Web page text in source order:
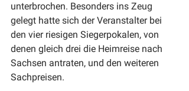
unterbrochen. Besonders ins Zeug
gelegt hatte sich der Veranstalter bei
den vier riesigen Siegerpokalen, von
denen gleich drei die Heimreise nach
Sachsen antraten, und den weiteren
Sachpreisen.